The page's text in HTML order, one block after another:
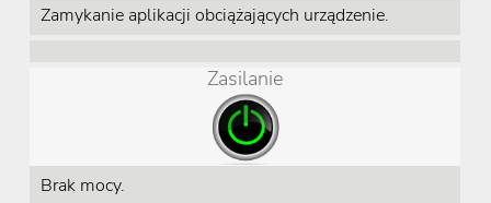
Zamykanie aplikacji obciążających urządzenie.
Zasilanie
Brak mocy.